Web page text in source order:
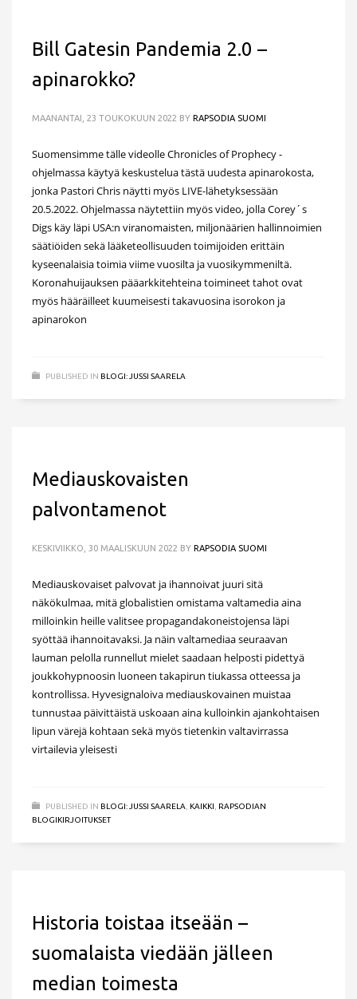
Bill Gatesin Pandemia 2.0 –
apinarokko?
MAANANTAI, 23 TOUKOKUUN 2022 BY RAPSODIA SUOMI
Suomensimme tälle videolle Chronicles of Prophecy -
ohjelmassa käytyä keskustelua tästä uudesta apinarokosta,
jonka Pastori Chris näytti myös LIVE-lähetyksessään
20.5.2022. Ohjelmassa näytettiin myös video, jolla Corey´s
Digs käy läpi USA:n viranomaisten, miljonäärien hallinnoimien
säätiöiden sekä lääketeollisuuden toimijoiden erittäin
kyseenalaisia toimia viime vuosilta ja vuosikymmeniltä.
Koronahuijauksen pääarkkitehteina toimineet tahot ovat
myös hääräilleet kuumeisesti takavuosina isorokon ja
apinarokon
PUBLISHED IN BLOGI: JUSSI SAARELA
Mediauskovaisten
palvontamenot
KESKIVIIKKO, 30 MAALISKUUN 2022 BY RAPSODIA SUOMI
Mediauskovaiset palvovat ja ihannoivat juuri sitä
näkökulmaa, mitä globalistien omistama valtamedia aina
milloinkin heille valitsee propagandakoneistojensa läpi
syöttää ihannoitavaksi. Ja näin valtamediaa seuraavan
lauman pelolla runnellut mielet saadaan helposti pidettyä
joukkohypnoosin luoneen takapirun tiukassa otteessa ja
kontrollissa. Hyvesignaloiva mediauskovainen muistaa
tunnustaa päivittäistä uskoaan aina kulloinkin ajankohtaisen
lipun värejä kohtaan sekä myös tietenkin valtavirrassa
virtailevia yleisesti
PUBLISHED IN BLOGI: JUSSI SAARELA KAIKKI
RAPSODIAN
BLOGIKIRJOITUKSET
Historia toistaa itseään –
suomalaista viedään jälleen
median toimesta